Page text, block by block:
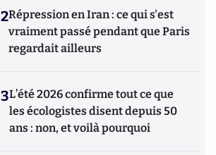
2Répression en Iran : ce qui s'est
vraiment passé pendant que Paris
regardait ailleurs
3L’été 2026 confirme tout ce que
les écologistes disent depuis 50
ans : non, et voilà pourquoi